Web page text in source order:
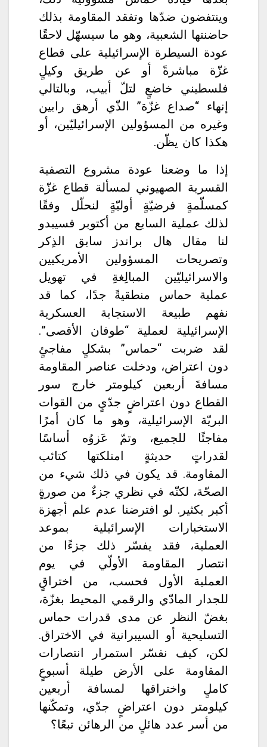
وينتفضون ضدّها وتفقد المقاومة بذلك
حاضنتها الشعبية، وهو ما سيسهّل لاحقًا
عودة السيطرة الإسرائيلية على قطاع
غزّة مباشرةً أو عن طريق وكيلٍ
فلسطيني خاضعٍ لتلّ أبيب، وبالتالي
إنهاء “صداع غزّة” الذّي أرهق رابين
وغيره من المسؤولين الإسرائيليّين، أو
هكذا كان يظّن.
إذا ما وضعنا عودة مشروع التصفية
القسرية الصهيوني لمسألة قطاع غزّة
كمسلّمةٍ فرضيّةٍ أوليّةٍ لنحلّل وفقًا
لذلك عملية السابع من أكتوبر فسيبدو
لنا مقال هال براندز سابق الذِكر
وتصريحات المسؤولين الأمريكيين
والاسرائيليّين المبالِغةِ في تهويل
عملية حماس منطقيةً جدًا، كما قد
نفهم طبيعة الاستجابة العسكرية
الإسرائيلية لعملية “طوفان الأقصى”.
لقد ضربت “حماس” بشكلٍ مفاجئٍ
دون اعتراض، ودخلت عناصر المقاومة
مسافةَ أربعين كيلومتر خارج سور
القطاع دون اعتراضٍ جدّيٍ من القوات
البريّة الإسرائيلية، وهو ما كان أمرًا
مفاجئًا للجميع، وتمّ عَزوُه أساسًا
لقدراتٍ حديثةٍ امتلكتها كتائب
المقاومة. قد يكون في ذلك شيء من
الصحّة، لكنّه في نظري جزءٌ من صورةٍ
أكبر بكثير. لو افترضنا عدم علم أجهزة
الاستخبارات الإسرائيلية بموعد
العملية، فقد يفسّر ذلك جزءًا من
انتصار المقاومة الأولّي في يوم
العملية الأول فحسب، من اختراقٍ
للجدار المادّي والرقمي المحيط بغزّة،
بغضّ النظر عن مدى قدرات حماس
التسليحية أو السيبرانية في الاختراق.
لكن، كيف نفسّر استمرار انتصارات
المقاومة على الأرض طيلة أسبوعٍ
كاملٍ واختراقها لمسافة أربعين
كيلومتر دون اعتراضٍ جدّي، وتمكّنها
من أسر عدد هائلٍ من الرهائن تبعًا؟